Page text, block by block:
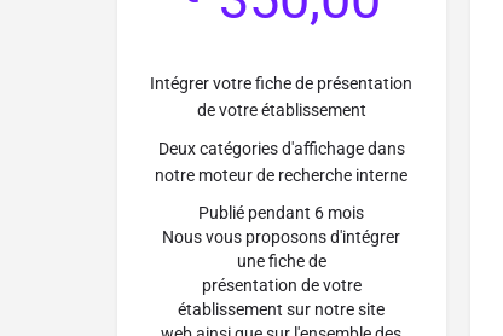
Intégrer votre fiche de présentation
de votre établissement
Deux catégories d'affichage dans
notre moteur de recherche interne
Publié pendant 6 mois
Nous vous proposons d'intégrer
une fiche de
présentation de votre
établissement sur notre site